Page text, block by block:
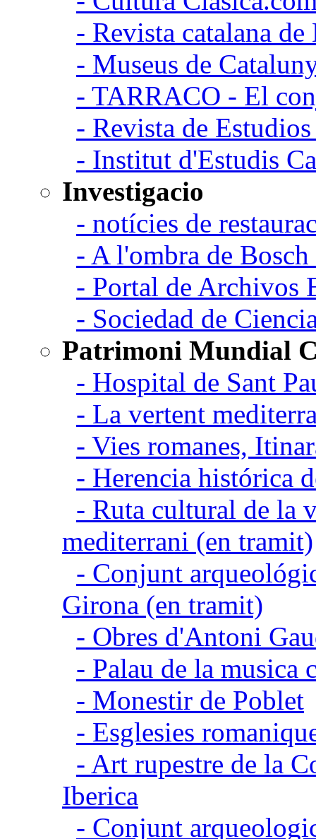
- Revista catalana
- Museus de
- TARRACO - El
- Revista de
- Institut d'Estudis
Investigacio
- notícies de
- A l'ombra de
- Portal de Archivos
- Sociedad de
Patrimoni Mundial
- Hospital de Sant
- La vertent
- Vies romanes,
- Herencia histórica
- Ruta cultural de la
mediterrani (en tramit)
- Conjunt
Girona (en tramit)
- Obres d'Antoni
- Palau de la musica
- Monestir de Poblet
- Esglesies
- Art rupestre de la
Iberica
- Conjunt